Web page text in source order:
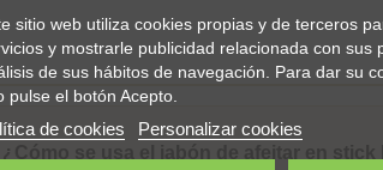
sitio web utiliza cookies propias y de terceros
y mostrarle publicidad relacionada con sus
de sus hábitos de navegación. Para dar su
pulse el botón Acepto.
de cookies Personalizar cookies